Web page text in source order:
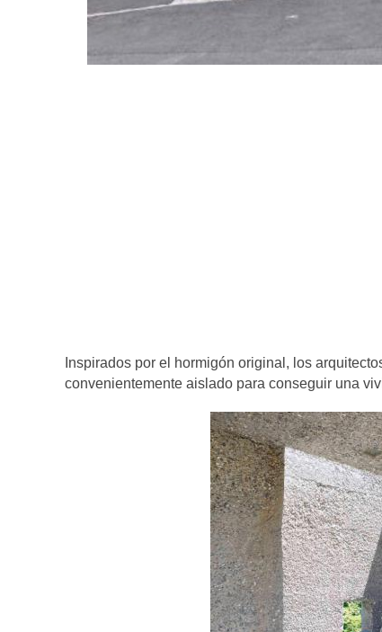
Inspirados por el hormigón original, los
convenientemente aislado para conseguir una